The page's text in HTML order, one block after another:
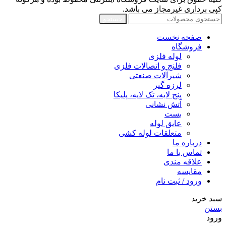
کپی برداری غیرمجاز می باشد.
صفحه نخست
فروشگاه
لوله فلزی
فلنج و اتصالات فلزی
شیرآلات صنعتی
لرزه گیر
پنج لایه، تک لایه، پلیکا
آتش نشانی
بست
عایق لوله
متعلقات لوله کشی
درباره ما
تماس با ما
علاقه مندی
مقايسه
ورود / ثبت نام
سبد خرید
بستن
ورود